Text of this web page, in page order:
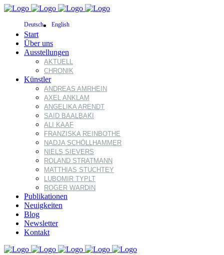
Deutsch English
Start
Über uns
Ausstellungen
AKTUELL
CHRONIK
Künstler
ANDREAS AMRHEIN
AXEL ANKLAM
ANGELIKA ARENDT
SAID BAALBAKI
ALI KAAF
FRANZISKA REINBOTHE
NADJA SCHÖLLHAMMER
NIELS SIEVERS
ROLAND STRATMANN
MATTHIAS STUCHTEY
LUBOMIR TYPLT
ROGER WARDIN
Publikationen
Neuigkeiten
Blog
Newsletter
Kontakt